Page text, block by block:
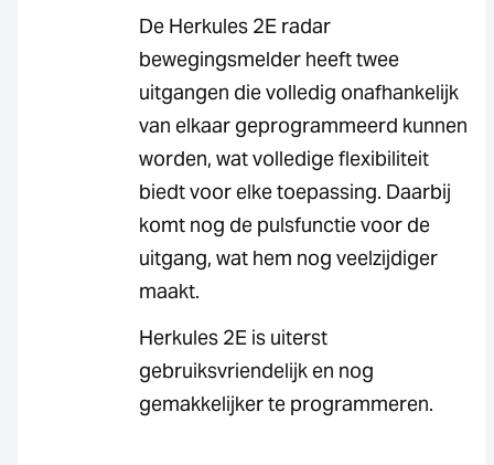
De Herkules 2E radar
bewegingsmelder heeft twee
uitgangen die volledig onafhankelijk
van elkaar geprogrammeerd kunnen
worden, wat volledige flexibiliteit
biedt voor elke toepassing. Daarbij
komt nog de pulsfunctie voor de
uitgang, wat hem nog veelzijdiger
maakt.
Herkules 2E is uiterst
gebruiksvriendelijk en nog
gemakkelijker te programmeren.